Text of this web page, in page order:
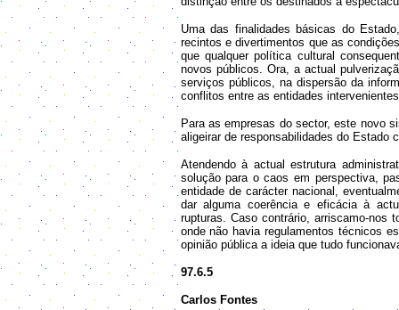
Uma das finalidades básicas do
recintos e divertimentos que as
que qualquer política cultural
novos públicos. Ora, a actual
serviços públicos, na dispersão da
conflitos entre as entidades
Para as empresas do sector, este novo
aligeirar de responsabilidades do Estado
Atendendo à actual estrutura
solução para o caos em perspectiva,
entidade de carácter nacional,
dar alguma coerência e eficácia à
rupturas. Caso contrário, arriscamo-nos
onde não havia regulamentos técnicos
opinião pública a ideia que tudo
97.6.5
Carlos Fontes